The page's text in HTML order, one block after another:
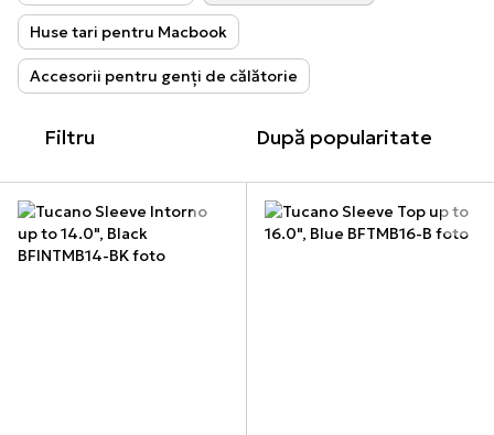
Huse tari pentru Macbook
Accesorii pentru genți de călătorie
Filtru După popularitate